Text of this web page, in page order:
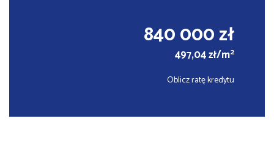
840 000 zł
497,04 zł/m2
Oblicz ratę kredytu